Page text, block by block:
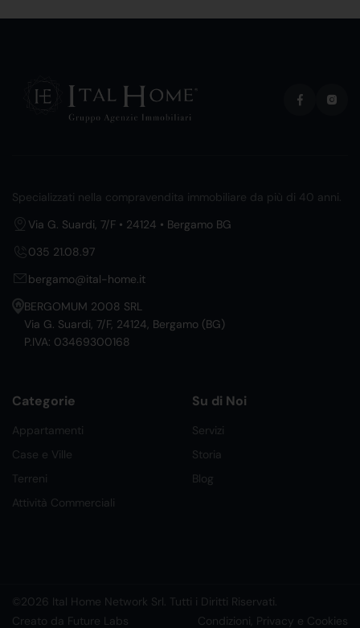
Specializzati nella compravendita immobiliare da più di 40 anni.
Via G. Suardi, 7/F • 24124 • Bergamo BG
035 21.08.97
bergamo@ital-home.it
BERGOMUM 2008 SRL
Via G. Suardi, 7/F, 24124, Bergamo (BG)
P.IVA: 03469300168
Categorie
Appartamenti
Case e Ville
Terreni
Attività Commerciali
Su di Noi
Servizi
Storia
Blog
©2026 Ital Home Network Srl. Tutti i Diritti Riservati.
Creato da Future Labs
Condizioni, Privacy e Cookies